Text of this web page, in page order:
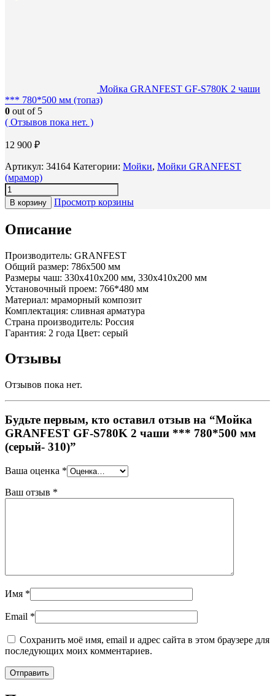
Мойка GRANFEST GF-S780K 2 чаши
*** 780*500 мм (топаз)
0 out of 5
( Отзывов пока нет. )
12 900 ₽
Артикул: 34164 Категории: Мойки, Мойки GRANFEST
(мрамор)
В корзину Просмотр корзины
Описание
Производитель: GRANFEST
Общий размер: 786х500 мм
Размеры чаш: 330х410х200 мм, 330x410x200 мм
Установочный проем: 766*480 мм
Материал: мраморный композит
Комплектация: сливная арматура
Страна производитель: Россия
Гарантия: 2 года Цвет: серый
Отзывы
Отзывов пока нет.
Будьте первым, кто оставил отзыв на “Мойка
GRANFEST GF-S780K 2 чаши *** 780*500 мм
(серый- 310)”
Ваша оценка *
Ваш отзыв *
Имя *
Email *
Сохранить моё имя, email и адрес сайта в этом браузере для
последующих моих комментариев.